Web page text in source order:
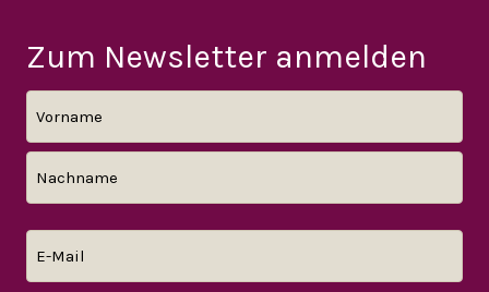
Zum Newsletter anmelden